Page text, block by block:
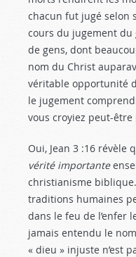
chacun fut jugé selon
cours du jugement
de gens, dont
nom du Christ
véritable opportunité
le jugement
vous croyiez peut-
Oui, Jean 3 :16 révèle
vérité importante
christianisme
traditions humaines
dans le feu de l’enfer
jamais entendu le
« dieu » injuste n’est